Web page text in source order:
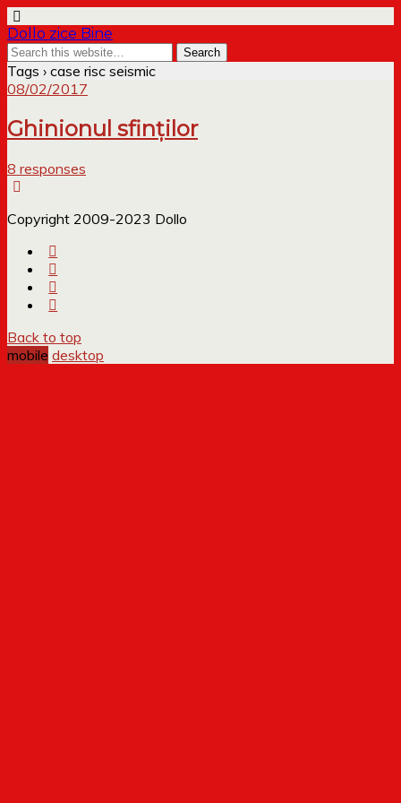
Dollo zice Bine
Tags › case risc seismic
08/02/2017
Ghinionul sfinților
8 responses
Copyright 2009-2023 Dollo
Back to top
mobile desktop